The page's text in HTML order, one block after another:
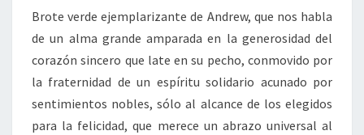
Brote verde ejemplarizante de Andrew, que nos habla
de un alma grande amparada en la generosidad del
corazón sincero que late en su pecho, conmovido por
la fraternidad de un espíritu solidario acunado por
sentimientos nobles, sólo al alcance de los elegidos
para la felicidad, que merece un abrazo universal al